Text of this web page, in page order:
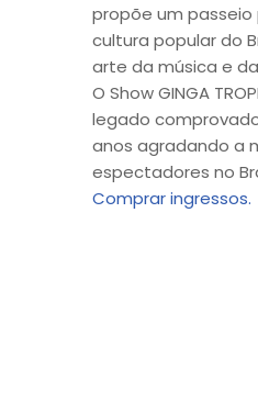
propõe um
cultura popular do
arte da música e
O Show GINGA
legado
anos agradando a
espectadores no
Comprar ingressos.